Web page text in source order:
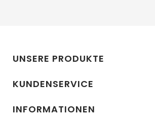
UNSERE PRODUKTE
KUNDENSERVICE
INFORMATIONEN